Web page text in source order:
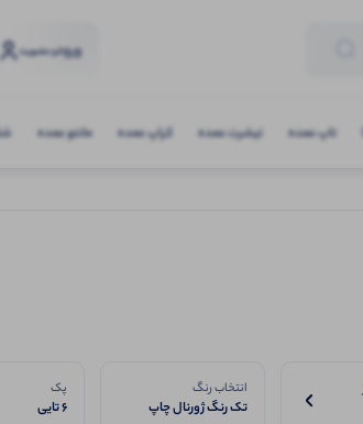
ورودو عضویت
تاپ عمده تیشرت عمده کراپ عمده مانتو عمده
انتخاب رنگ
تک رنگ ژورنال چاپ
پک
6 تایی